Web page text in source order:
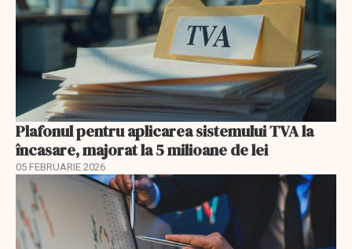
Plafonul pentru aplicarea sistemului TVA la
încasare, majorat la 5 milioane de lei
05 FEBRUARIE 2026